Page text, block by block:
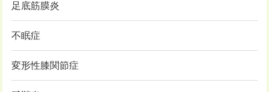
足底筋膜炎
不眠症
変形性膝関節症